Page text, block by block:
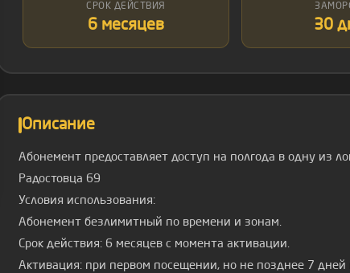
СРОК ДЕЙСТВИЯ
6 месяцев 30
Описание
Абонемент предоставляет доступ на полгода в одну из
Радостовца 69
Условия использования:
Абонемент безлимитный по времени и зонам.
Срок действия: 6 месяцев с момента активации.
Активация: при первом посещении, но не позднее 7 дней